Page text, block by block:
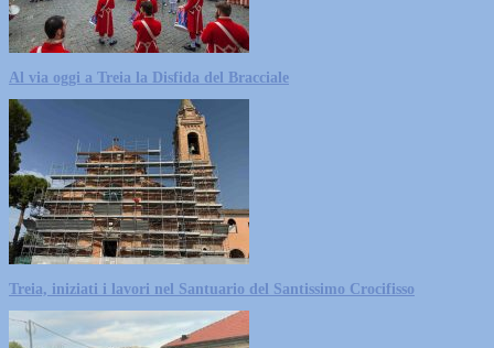
Al via oggi a Treia la Disfida del Bracciale
Treia, iniziati i lavori nel Santuario del Santissimo Crocifisso